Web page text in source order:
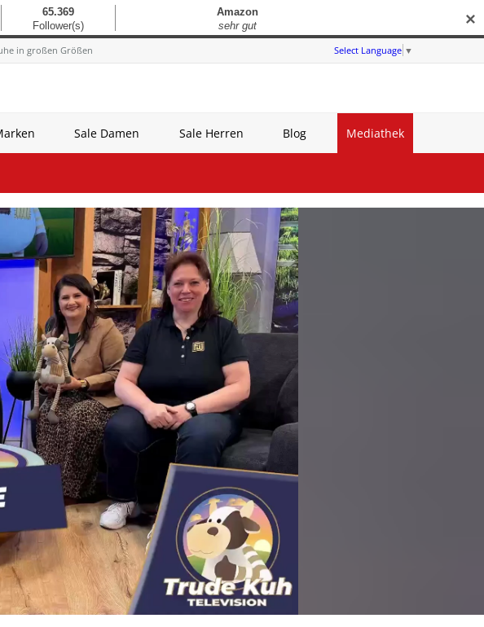
in großen Größen Select Language ▼
Sale Damen Sale Herren Blog Mediathek
✕